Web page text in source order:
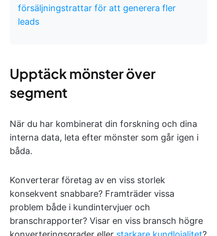
försäljningstrattar för att generera fler
leads
Upptäck mönster över
segment
När du har kombinerat din forskning och dina
interna data, leta efter mönster som går igen i
båda.
Konverterar företag av en viss storlek
konsekvent snabbare? Framträder vissa
problem både i kundintervjuer och
branschrapporter? Visar en viss bransch högre